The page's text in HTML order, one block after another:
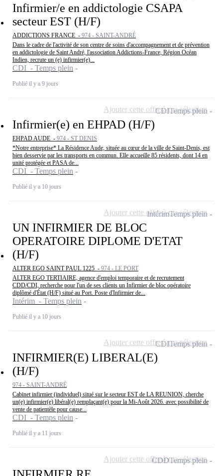
Infirmier/e en addictologie CSAPA
secteur EST (H/F)
ADDICTIONS FRANCE - 974 - SAINT-ANDRÉ
Dans le cadre de l'activité de son centre de soins d'accompagnement et de prévention
en addictologie de Saint André, l'association Addictions-France, Région Océan
Indien, recrute un (e) infirmier(e)...
CDI - Temps plein
Publié il y a 9 jours
Infirmier(e) en EHPAD (H/F)
EHPAD AUDE - 974 - ST DENIS
*Notre entreprise* La Résidence Aude, située au cœur de la ville de Saint-Denis, est
bien desservie par les transports en commun. Elle accueille 85 résidents, dont 14 en
unité protégée et PASA de...
CDI - Temps plein
Publié il y a 10 jours
CDITemps plein
Ajouter cette offre à ma sélection
UN INFIRMIER DE BLOC
OPERATOIRE DIPLOME D'ETAT
(H/F)
ALTER EGO SAINT PAUL 1225 - 974 - LE PORT
ALTER EGO TERTIAIRE, agence d'emploi temporaire et de recrutement
CDD/CDI, recherche pour l'un de ses clients un Infirmier de bloc opératoire
diplômé d'État (H/F) situé au Port. Poste d'Infirmier de...
Intérim - Temps plein
Publié il y a 10 jours
IntérimTemps plein
Ajouter cette offre à ma sélection
INFIRMIER(E) LIBERAL(E)
(H/F)
974 - SAINT-ANDRÉ
Cabinet infirmier (individuel) situé sur le secteur EST de LA REUNION, cherche
un(e) infirmier(e) libéral(e) remplaçant(e) pour la Mi-Août 2026. avec possibilité de
vente de patientèle pour cause...
CDI - Temps plein
Publié il y a 11 jours
CDITemps plein
Ajouter cette offre à ma sélection
CDDTemps plein
Ajouter cette offre à ma sélection